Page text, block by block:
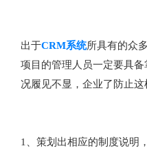
出于CRM系统所具有的众
项目的管理人员一定要具
况履见不显，企业了防止
1、策划出相应的制度说明